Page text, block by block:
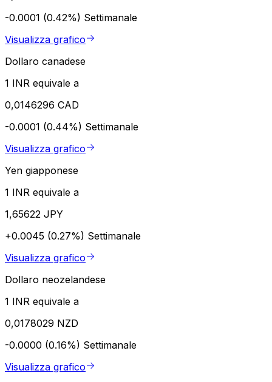
-0.0001 (0.42%) Settimanale
Visualizza grafico
Dollaro canadese
1 INR equivale a
0,0146296 CAD
-0.0001 (0.44%) Settimanale
Visualizza grafico
Yen giapponese
1 INR equivale a
1,65622 JPY
+0.0045 (0.27%) Settimanale
Visualizza grafico
Dollaro neozelandese
1 INR equivale a
0,0178029 NZD
-0.0000 (0.16%) Settimanale
Visualizza grafico